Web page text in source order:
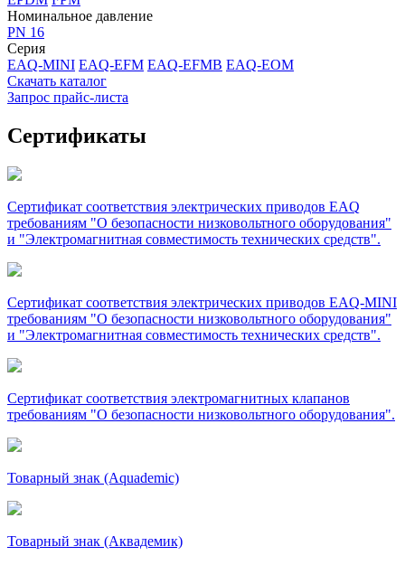
Номинальное давление
PN 16
Серия
EAQ-MINI EAQ-EFM EAQ-EFMB EAQ-EOM
Скачать каталог
Запрос прайс-листа
Сертификаты
Сертификат соответствия электрических приводов EAQ
требованиям "О безопасности низковольтного оборудования"
и "Электромагнитная совместимость технических средств".
Сертификат соответствия электрических приводов EAQ-MINI
требованиям "О безопасности низковольтного оборудования"
и "Электромагнитная совместимость технических средств".
Сертификат соответствия электромагнитных клапанов
требованиям "О безопасности низковольтного оборудования".
Товарный знак (Aquademic)
Товарный знак (Аквадемик)